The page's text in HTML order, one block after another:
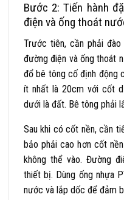
Bước 2: Tiến hành
điện và ống thoát
Trước tiên, cần phải
đường điện và ống thoát
đổ bê tông cố định động
ít nhất là 20cm với cốt
dưới là đất. Bê tông phải
Sau khi có cốt nền, cần
bảo phải cao hơn cốt
không thể vào. Đường
thiết bị. Dùng ống nhựa
nước và lắp dốc để đảm